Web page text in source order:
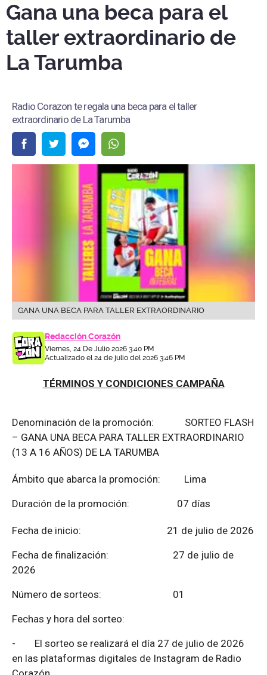
Gana una beca para el
taller extraordinario de
La Tarumba
Radio Corazon te regala una beca para el taller
extraordinario de La Tarumba
GANA UNA BECA PARA TALLER EXTRAORDINARIO
Redacción Corazón
Viernes, 24 De Julio 2026 3:40 PM
Actualizado el 24 de julio del 2026 3:46 PM
TÉRMINOS Y CONDICIONES CAMPAÑA
Denominación de la promoción: SORTEO FLASH
– GANA UNA BECA PARA TALLER EXTRAORDINARIO
(13 A 16 AÑOS) DE LA TARUMBA
Ámbito que abarca la promoción: Lima
Duración de la promoción: 07 días
Fecha de inicio: 21 de julio de 2026
Fecha de finalización:
27 de julio de
2026
Número de sorteos: 01
Fechas y hora del sorteo:
- El sorteo se realizará el día 27 de julio de 2026
en las plataformas digitales de Instagram de Radio